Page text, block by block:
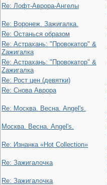
Re: Лофт-Аврора-Ангелы
Re: Воронеж. Зажигалка.
Re: Останься образом
Re: Астрахань: "Провокатор" &
Zажигалка
Re: Астрахань: "Провокатор" &
Zажигалка
Re: Рост цен (девятки)
Re: Снова Аврора
Re: Москва. Весна. Angel's.
Москва. Весна. Angel's.
Re: Изнанка «Hot Collection»
Re: Зажигалочка
Re: Зажигалочка